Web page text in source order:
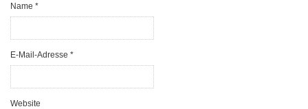
Name *
E-Mail-Adresse *
Website